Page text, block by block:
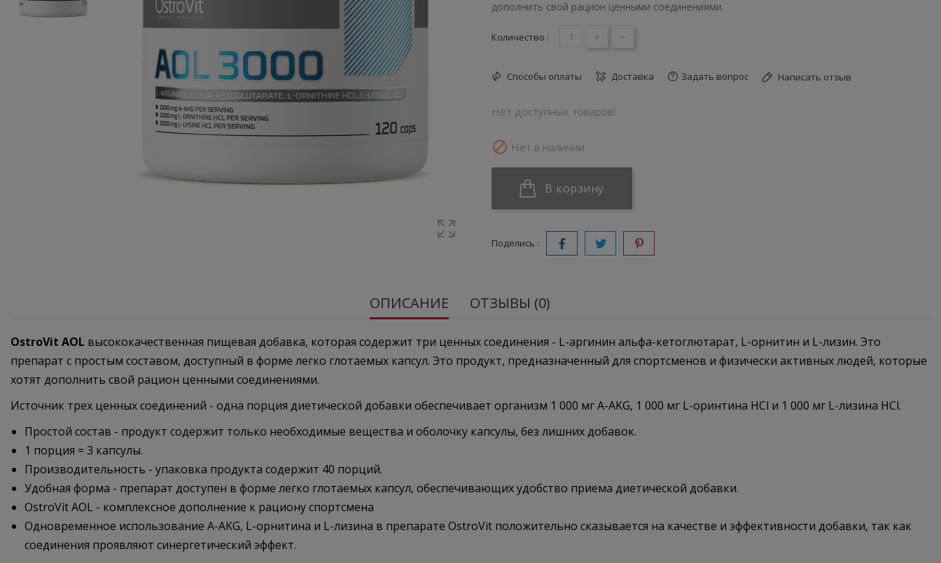
дополнить свой рацион ценными соединениями.
Количество : + -
Способы оплаты Доставка Задать вопрос Написать отзыв
Нет доступных товаров!
 Нет в наличии
В корзину
Поделись :
ОПИСАНИЕ ОТЗЫВЫ (0)
OstroVit AOL высококачественная пищевая добавка, которая содержит три ценных соединения - L-аргинин альфа-кетоглютарат, L-орнитин и L-лизин. Это
препарат с простым составом, доступный в форме легко глотаемых капсул. Это продукт, предназначенный для спортсменов и физически активных людей, которые
хотят дополнить свой рацион ценными соединениями.
Источник трех ценных соединений - одна порция диетической добавки обеспечивает организм 1 000 мг A-AKG, 1 000 мг L-оринтина HCl и 1 000 мг L-лизина HCl.
Простой состав - продукт содержит только необходимые вещества и оболочку капсулы, без лишних добавок.
1 порция = 3 капсулы.
Производительность - упаковка продукта содержит 40 порций.
Удобная форма - препарат доступен в форме легко глотаемых капсул, обеспечивающих удобство приема диетической добавки.
OstroVit AOL - комплексное дополнение к рациону спортсмена
Одновременное использование A-AKG, L-орнитина и L-лизина в препарате OstroVit положительно сказывается на качестве и эффективности добавки, так как
соединения проявляют синергетический эффект.